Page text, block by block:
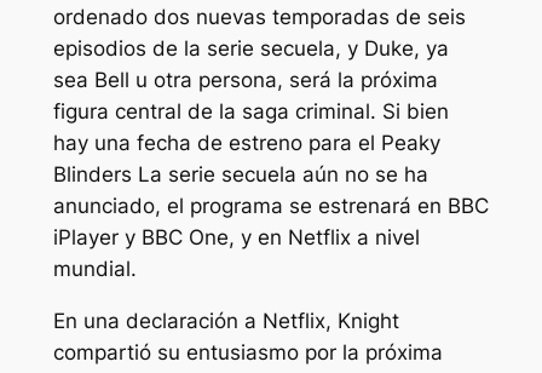
ordenado dos nuevas temporadas de seis
episodios de la serie secuela, y Duke, ya
sea Bell u otra persona, será la próxima
figura central de la saga criminal. Si bien
hay una fecha de estreno para el Peaky
Blinders La serie secuela aún no se ha
anunciado, el programa se estrenará en BBC
iPlayer y BBC One, y en Netflix a nivel
mundial.
En una declaración a Netflix, Knight
compartió su entusiasmo por la próxima